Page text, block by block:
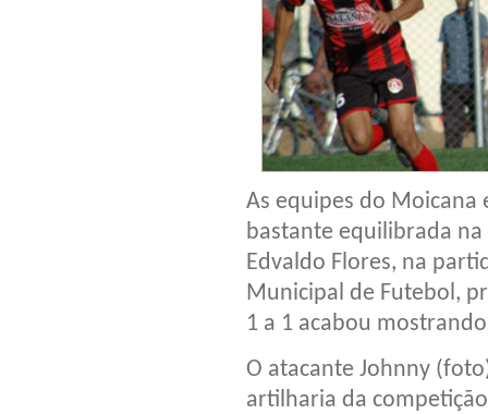
As equipes do Moicana
bastante equilibrada
Edvaldo Flores, na
Municipal de Futebol,
1 a 1 acabou
O atacante Johnny
artilharia da